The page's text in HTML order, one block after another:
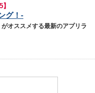
グ！-
オススメする最新のアプリラ